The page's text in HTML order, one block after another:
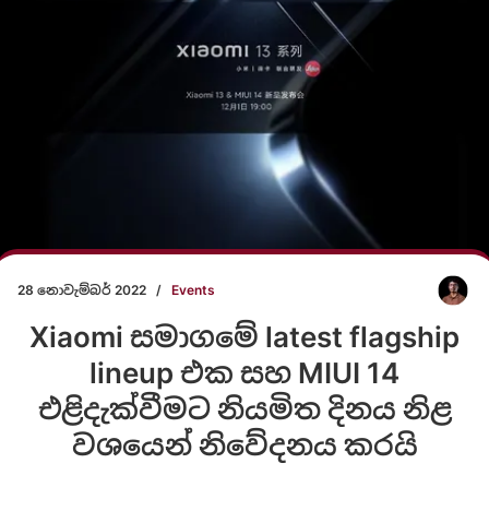
28 නොවැම්බර් 2022 / Events
Xiaomi සමාගමේ latest flagship
lineup එක සහ MIUI 14
එළිදැක්වීමට නියමිත දිනය නිළ
වශයෙන් නිවේදනය කරයි